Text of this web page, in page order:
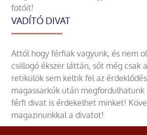
fotóit!
VADÍTÓ DIVAT
Attól hogy férfiak vagyunk, és nem
csillogó ékszer láttán, sőt még csak
retikülök sem keltik fel az
magassarkúk után
férfi divat is érdekelhet minket!
magazinunkkal a divatot!